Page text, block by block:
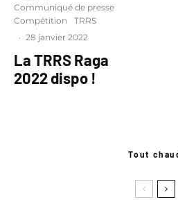
Communiqué de presse
Compétition
TRRS
· 28 janvier 2022
La TRRS Raga
2022 dispo !
Tout